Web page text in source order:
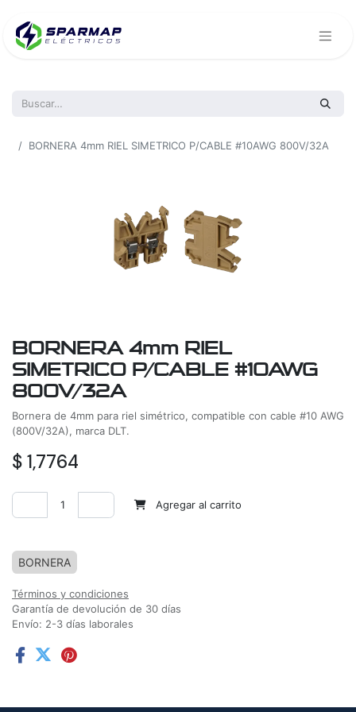
BORNERA 4mm RIEL SIMETRICO P/CABLE #10AWG 800V/32A
BORNERA 4mm RIEL
SIMETRICO P/CABLE #10AWG
800V/32A
Bornera de 4mm para riel simétrico, compatible con cable #10 AWG
(800V/32A), marca DLT.
$ 1,7764
Agregar al carrito
BORNERA
Términos y condiciones
Garantía de devolución de 30 días
Envío: 2-3 días laborales